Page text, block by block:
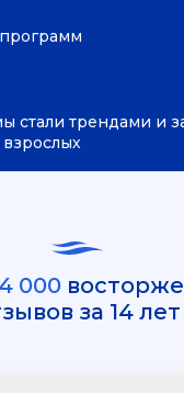
стали трендами и
000
за 14 лет